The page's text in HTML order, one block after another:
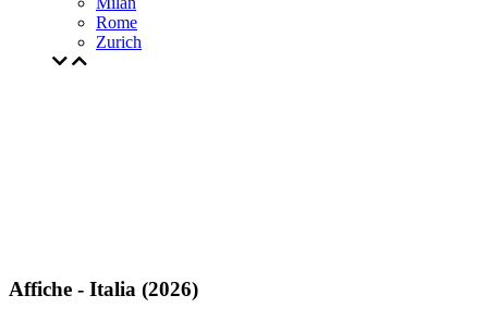
Rome
Zurich
Affiche - Italia (2026)